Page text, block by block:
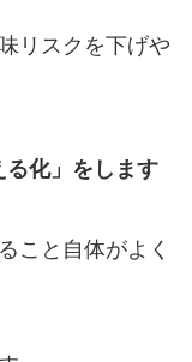
リスクを下げや
化」をします
こと自体がよく